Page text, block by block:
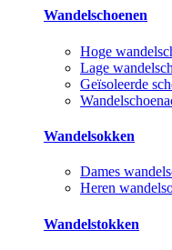
Wandelschoenen
Hoge
Lage
Geïsoleerde
Wandelsokken
Dames
Heren
Wandelstokken